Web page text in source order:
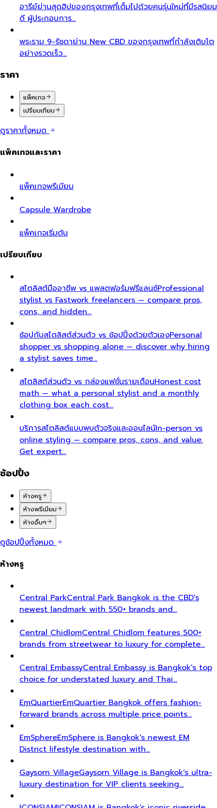
อารีย์ย่านสุดฮิปของกรุงเทพที่เต็มไปด้วยคนรุ่นใหม่ที่มีรสนิยม
ดี ผู้ประกอบการ…
พระราม 9-รัชดาย่าน New CBD ของกรุงเทพที่กำลังเติบโต
อย่างรวดเร็ว…
ราคา
แพ็คเกจ
เปรียบเทียบ
ดูราคาทั้งหมด
แพ็คเกจและราคา
แพ็คเกจพรีเมียม
Capsule Wardrobe
แพ็คเกจเริ่มต้น
เปรียบเทียบ
สไตลิสต์มืออาชีพ vs แพลตฟอร์มฟรีแลนซ์Professional
stylist vs Fastwork freelancers — compare pros,
cons, and hidden…
ช้อปกับสไตลิสต์ส่วนตัว vs ช้อปปิ้งด้วยตัวเองPersonal
shopper vs shopping alone — discover why hiring
a stylist saves time…
สไตลิสต์ส่วนตัว vs กล่องแฟชั่นรายเดือนHonest cost
math — what a personal stylist and a monthly
clothing box each cost…
บริการสไตลิสต์แบบพบตัวจริงและออนไลน์In-person vs
online styling — compare pros, cons, and value.
Get expert…
ช้อปปิ้ง
ห้างหรู
ห้างพรีเมียม
ห้างอื่นๆ
ดูช้อปปิ้งทั้งหมด
ห้างหรู
Central ParkCentral Park Bangkok is the CBD's
newest landmark with 550+ brands and…
Central ChidlomCentral Chidlom features 500+
brands from streetwear to luxury for complete…
Central EmbassyCentral Embassy is Bangkok's top
choice for understated luxury and Thai…
EmQuartierEmQuartier Bangkok offers fashion-
forward brands across multiple price points…
EmSphereEmSphere is Bangkok's newest EM
District lifestyle destination with…
Gaysorn VillageGaysorn Village is Bangkok's ultra-
luxury destination for VIP clients seeking…